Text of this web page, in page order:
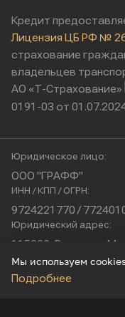
Кредит
Лицензия ЦБ РФ №
страхование
владельцев
АО «Т-Страхование»
0191-03 от
Юридическое лицо:
ООО "ГРАФФ"
ИНН / КПП / ОГРН:
9724221770 /
Юридический адрес:
115230, Россия, г.
Физический адрес:
г. Москва,
Мы используем
Подробнее